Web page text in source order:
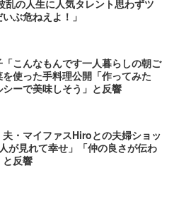
乱の人生に人気タレント思わずツ
ぶ危ねえよ！」
こんなもんです一人暮らしの朝ご
使った手料理公開「作ってみた
ーで美味しそう」と反響
夫・マイファスHiroとの夫婦ショッ
が見れて幸せ」「仲の良さが伝わ
と反響